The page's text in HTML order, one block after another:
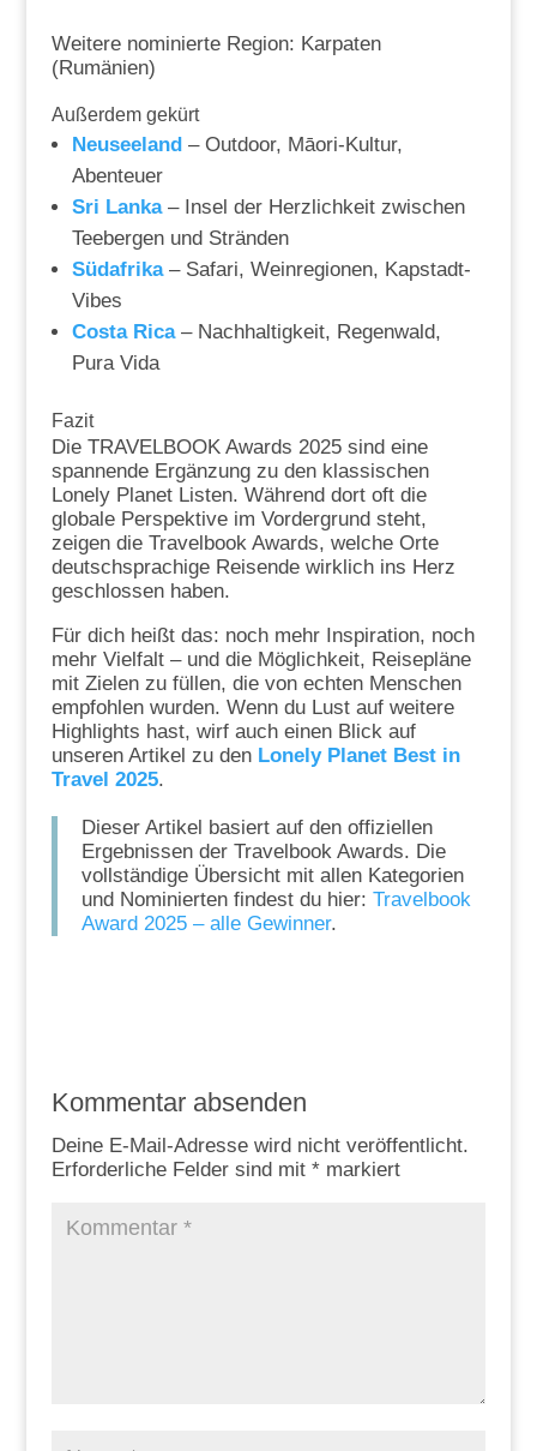
Weitere nominierte Region: Karpaten
(Rumänien)
Außerdem gekürt
Neuseeland – Outdoor, Māori-Kultur,
Abenteuer
Sri Lanka– Insel der Herzlichkeit zwischen
Teebergen und Stränden
Südafrika– Safari, Weinregionen, Kapstadt-
Vibes
Costa Rica– Nachhaltigkeit, Regenwald,
Pura Vida
Fazit
Die TRAVELBOOK Awards 2025 sind eine
spannende Ergänzung zu den klassischen
Lonely Planet Listen. Während dort oft die
globale Perspektive im Vordergrund steht,
zeigen die Travelbook Awards, welche Orte
deutschsprachige Reisende wirklich ins Herz
geschlossen haben.
Für dich heißt das: noch mehr Inspiration, noch
mehr Vielfalt – und die Möglichkeit, Reisepläne
mit Zielen zu füllen, die von echten Menschen
empfohlen wurden. Wenn du Lust auf weitere
Highlights hast, wirf auch einen Blick auf
unseren Artikel zu den Lonely Planet Best in
Travel 2025.
Dieser Artikel basiert auf den offiziellen
Ergebnissen der Travelbook Awards. Die
vollständige Übersicht mit allen Kategorien
und Nominierten findest du hier: Travelbook
Award 2025 – alle Gewinner.
Kommentar absenden
Deine E-Mail-Adresse wird nicht veröffentlicht.
Erforderliche Felder sind mit *markiert